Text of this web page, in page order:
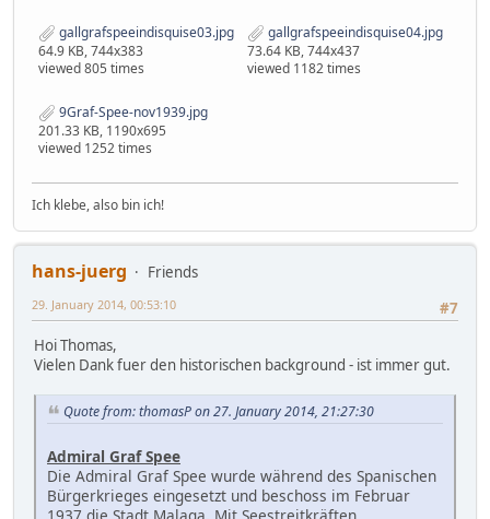
gallgrafspeeindisquise03.jpg
64.9 KB, 744x383
viewed 805 times
gallgrafspeeindisquise04.jpg
73.64 KB, 744x437
viewed 1182 times
9Graf-Spee-nov1939.jpg
201.33 KB, 1190x695
viewed 1252 times
Ich klebe, also bin ich!
hans-juerg
Friends
#7
29. January 2014, 00:53:10
Hoi Thomas,
Vielen Dank fuer den historischen background - ist immer gut.
Quote from: thomasP on 27. January 2014, 21:27:30
Admiral Graf Spee
Die Admiral Graf Spee wurde während des Spanischen
Bürgerkrieges eingesetzt und beschoss im Februar
1937 die Stadt Malaga. Mit Seestreitkräften